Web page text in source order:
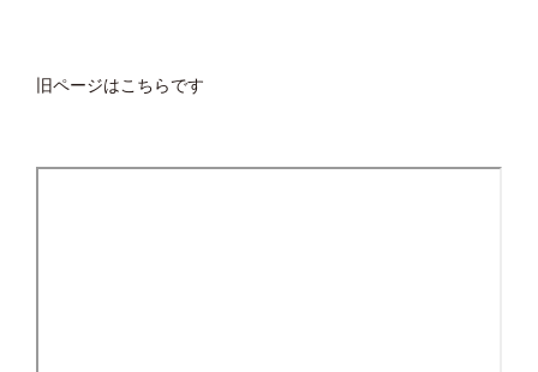
旧ページはこちらです